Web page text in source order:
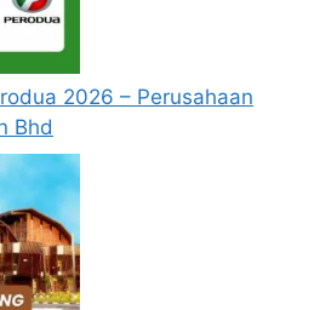
Untuk pemohon kali
perlu mendaftar
dahulu.
memuat naik resume
akademik,
gaji semasa dan gaji
gambar berukuran
salinan sijil-sijil berkaitan)
permohonan.
telah mendaftar dan
2026 – Perusahaan
Bhd